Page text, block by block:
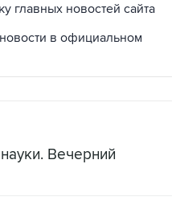
главных новостей сайта
в официальном
Вечерний